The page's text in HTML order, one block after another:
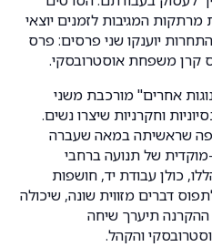
מרתקות המגיבות לזמנים יוצאי
יוענקו שני פרסים: פרס
קרן משפחת אוסטרובסקי.
אחרים" מורכבת משני
וחקרניות שיצרו נשים.
שראשיתה במאה שעברה
של תנועה ברחבי
כולן עבודת יד, חושפות
דברים מזווית שונה, שיכולה
ההקרנה תיערך שיחה
והקהל.